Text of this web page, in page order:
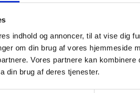
indhold og annoncer, til at vise dig
om din brug af vores hjemmeside
Vores partnere kan
din brug af deres tjenester.